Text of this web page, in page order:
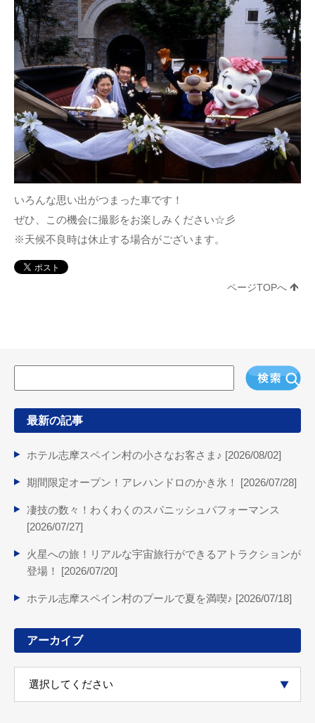
いろんな思い出がつまった車です！
ぜひ、この機会に撮影をお楽しみください☆彡
※天候不良時は休止する場合がございます。
ページTOPへ
最新の記事
ホテル志摩スペイン村の小さなお客さま♪ [2026/08/02]
期間限定オープン！アレハンドロのかき氷！ [2026/07/28]
凄技の数々！わくわくのスパニッシュパフォーマンス
[2026/07/27]
火星への旅！リアルな宇宙旅行ができるアトラクションが
登場！ [2026/07/20]
ホテル志摩スペイン村のプールで夏を満喫♪ [2026/07/18]
アーカイブ